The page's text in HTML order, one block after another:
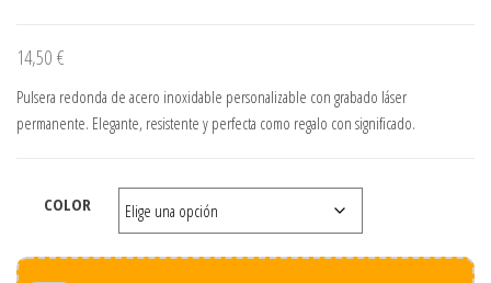
14,50 €
Pulsera redonda de acero inoxidable personalizable con grabado láser
permanente. Elegante, resistente y perfecta como regalo con significado.
COLOR